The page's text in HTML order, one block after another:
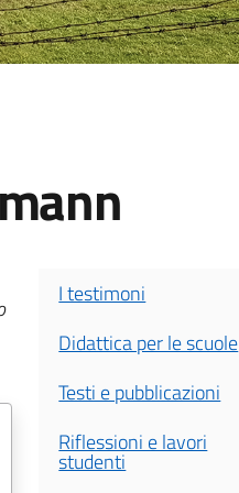
I testimoni
Didattica per le scuole
Testi e pubblicazioni
Riflessioni e lavori
studenti